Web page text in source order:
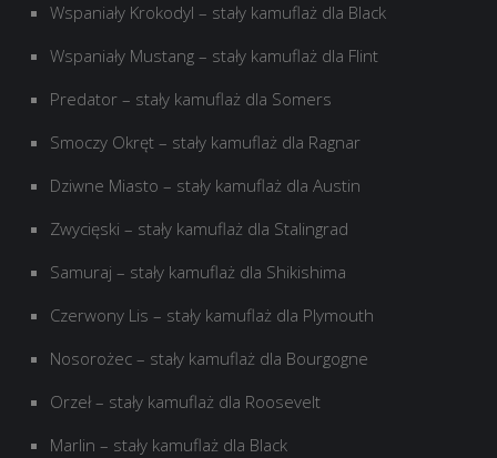
Wspaniały Krokodyl – stały kamuflaż dla Black
Wspaniały Mustang – stały kamuflaż dla Flint
Predator – stały kamuflaż dla Somers
Smoczy Okręt – stały kamuflaż dla Ragnar
Dziwne Miasto – stały kamuflaż dla Austin
Zwycięski – stały kamuflaż dla Stalingrad
Samuraj – stały kamuflaż dla Shikishima
Czerwony Lis – stały kamuflaż dla Plymouth
Nosorożec – stały kamuflaż dla Bourgogne
Orzeł – stały kamuflaż dla Roosevelt
Marlin – stały kamuflaż dla Black